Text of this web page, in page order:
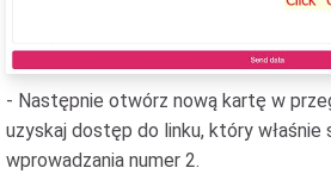
- Następnie otwórz nową kartę w
uzyskaj dostęp do linku, który właśnie
wprowadzania numer 2.